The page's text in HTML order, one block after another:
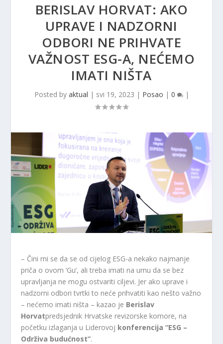
BERISLAV HORVAT: AKO
UPRAVE I NADZORNI
ODBORI NE PRIHVATE
VAŽNOST ESG-A, NEĆEMO
IMATI NIŠTA
Posted by aktual | svi 19, 2023 | Posao | 0 |
– Čini mi se da se od cijelog ESG-a nekako najmanje
priča o ovom ‘Gu’, ali treba imati na umu da se bez
upravljanja ne mogu ostvariti ciljevi. Jer ako uprave i
nadzorni odbori tvrtki to neće prihvatiti kao nešto važno
– nećemo imati ništa – kazao je Berislav
Horvatpredsjednik Hrvatske revizorske komore, na
početku izlaganja u Liderovoj konferencija “ESG –
Održiva budućnost”.